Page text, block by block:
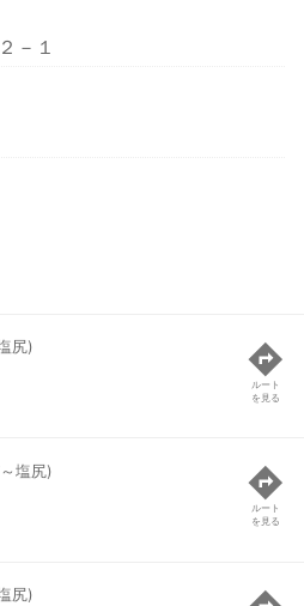
－１
尻)
ルート
を見る
塩尻)
ルート
を見る
尻)